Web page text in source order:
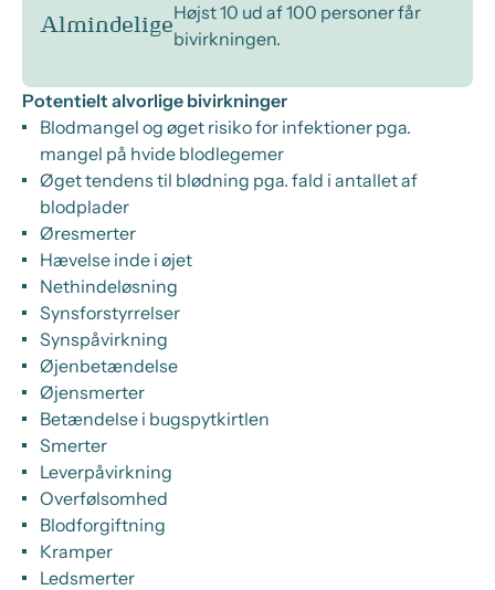
Almindelige
Højst 10 ud af 100 personer får
bivirkningen.
Potentielt alvorlige bivirkninger
Blodmangel og øget risiko for infektioner pga.
mangel på hvide blodlegemer
Øget tendens til blødning pga. fald i antallet af
blodplader
Øresmerter
Hævelse inde i øjet
Nethindeløsning
Synsforstyrrelser
Synspåvirkning
Øjenbetændelse
Øjensmerter
Betændelse i bugspytkirtlen
Smerter
Leverpåvirkning
Overfølsomhed
Blodforgiftning
Kramper
Ledsmerter